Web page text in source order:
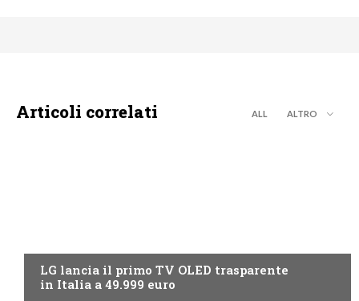
Articoli correlati ALL ALTRO
LG lancia il primo TV OLED trasparente
in Italia a 49.999 euro